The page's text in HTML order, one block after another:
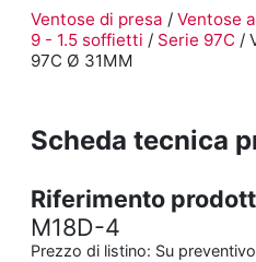
Ventose di presa / Ventose
9 - 1.5 soffietti / Serie 97C /
97C Ø 31MM
Scheda tecnica
Riferimento
M18D-4
Prezzo di listino: Su preventivo